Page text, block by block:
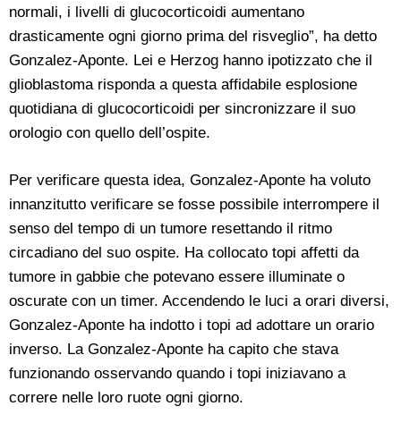
normali, i livelli di glucocorticoidi aumentano
drasticamente ogni giorno prima del risveglio”, ha detto
Gonzalez-Aponte. Lei e Herzog hanno ipotizzato che il
glioblastoma risponda a questa affidabile esplosione
quotidiana di glucocorticoidi per sincronizzare il suo
orologio con quello dell’ospite.
Per verificare questa idea, Gonzalez-Aponte ha voluto
innanzitutto verificare se fosse possibile interrompere il
senso del tempo di un tumore resettando il ritmo
circadiano del suo ospite. Ha collocato topi affetti da
tumore in gabbie che potevano essere illuminate o
oscurate con un timer. Accendendo le luci a orari diversi,
Gonzalez-Aponte ha indotto i topi ad adottare un orario
inverso. La Gonzalez-Aponte ha capito che stava
funzionando osservando quando i topi iniziavano a
correre nelle loro ruote ogni giorno.